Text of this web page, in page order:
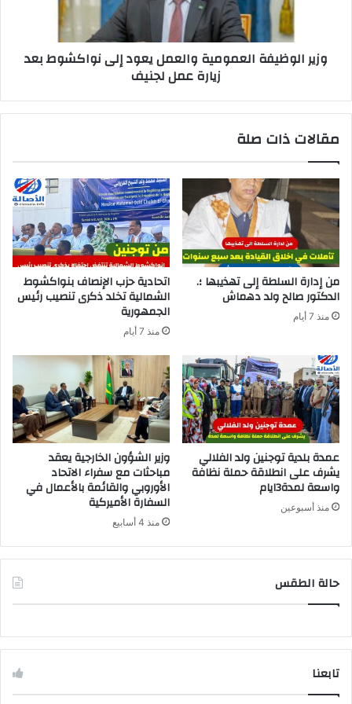
وزير الوظيفة العمومية والعمل يعود إلى نواكشوط بعد
زيارة عمل لجنيف
مقالات ذات صلة
من إدارة السلطة إلى تهذيبها ؛.
الدكتور صالح ولد دهماش
منذ 7 أيام
اتحادية حزب الإنصاف بنواكشوط
الشمالية تخلد ذكرى تنصيب رئيس
الجمهورية
منذ 7 أيام
عمدة بلدية توجنين ولد الفلالي
يشرف على انطلاقة حملة نظافة
واسعة لمدة3ايام
منذ أسبوعين
وزير الشؤون الخارجية يعقد
مباحثات مع سفراء الاتحاد
الأوروبي والقائمة بالأعمال في
السفارة الأميركية
منذ 4 أسابيع
حالة الطقس
تابعنا